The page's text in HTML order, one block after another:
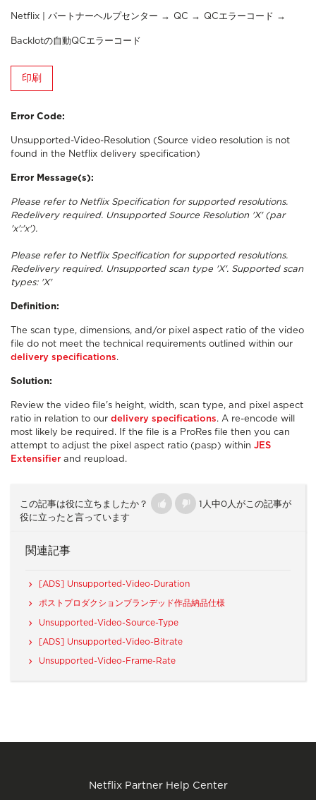
Netflix | パートナーヘルプセンター QC QCエラーコード
Backlotの自動QCエラーコード
印刷
Error Code:
Unsupported-Video-Resolution (Source video resolution is not
found in the Netflix delivery specification)
Error Message(s):
Please refer to Netflix Specification for supported resolutions.
Redelivery required. Unsupported Source Resolution 'X' (par
'x':'x').
Please refer to Netflix Specification for supported resolutions.
Redelivery required. Unsupported scan type 'X'. Supported scan
types: 'X'
Definition:
The scan type, dimensions, and/or pixel aspect ratio of the video
file do not meet the technical requirements outlined within our
delivery specifications.
Solution:
Review the video file's height, width, scan type, and pixel aspect
ratio in relation to our delivery specifications. A re-encode will
most likely be required. If the file is a ProRes file then you can
attempt to adjust the pixel aspect ratio (pasp) within JES
Extensifier and reupload.
この記事は役に立ちましたか？
1人中0人がこの記事が
役に立ったと言っています
関連記事
[ADS] Unsupported-Video-Duration
ポストプロダクションブランデッド作品納品仕様
Unsupported-Video-Source-Type
[ADS] Unsupported-Video-Bitrate
Unsupported-Video-Frame-Rate
Netflix Partner Help Center